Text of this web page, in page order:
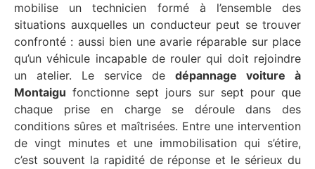
mobilise un technicien formé à l’ensemble des
situations auxquelles un conducteur peut se trouver
confronté : aussi bien une avarie réparable sur place
qu’un véhicule incapable de rouler qui doit rejoindre
un atelier. Le service de dépannage voiture à
Montaigu fonctionne sept jours sur sept pour que
chaque prise en charge se déroule dans des
conditions sûres et maîtrisées. Entre une intervention
de vingt minutes et une immobilisation qui s’étire,
c’est souvent la rapidité de réponse et le sérieux du